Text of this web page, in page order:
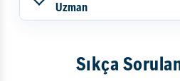
Uzman
Sıkça